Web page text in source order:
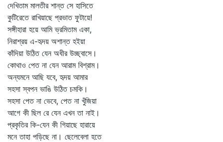
দেখিতাম মালতীর শান্ত সে হাসিতে
কুটিরেতে রাখিয়াছে প্রভাত ফুটায়ে!
সঙ্গীহারা হয়ে আমি ভ্রমিতাম একা,
নিরাশ্রয় এ-হৃদয় অশান্ত হইয়া
কাঁদিয়া উঠিত যেন অধীর উচ্ছ্বাসে।
কোথাও পেত না যেন আরাম বিশ্রাম।
অন্যমনে আছি যবে, হৃদয় আমার
সহসা স্বপন ভাঙি উঠিত চমকি।
সহসা পেত না ভেবে, পেত না খুঁজিয়া
আগে কী ছিল রে যেন এখন তা নাই।
প্রকৃতির কি-যেন কী গিয়াছে হারায়ে
মনে তাহা পড়িছে না। ছেলেবেলা হতে